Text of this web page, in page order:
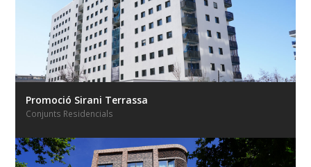
Promoció Sirani Terrassa
Conjunts Residencials